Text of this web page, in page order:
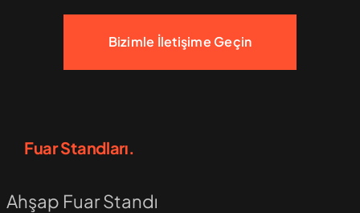
Bizimle İletişime Geçin
Fuar Standları.
Ahşap Fuar Standı